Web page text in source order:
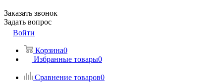
Заказать звонок
Задать вопрос
Войти
Корзина0
Избранные товары0
Сравнение товаров0